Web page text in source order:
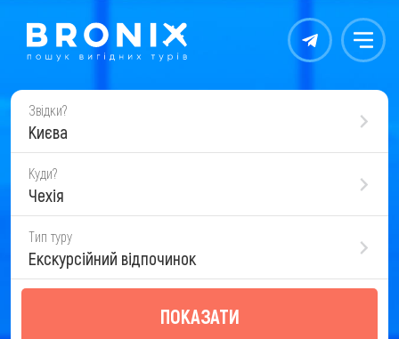
Контакты Меню
Звідки?
Києва
Куди?
Чехія
Тип туру
Екскурсійний відпочинок
ПОКАЗАТИ